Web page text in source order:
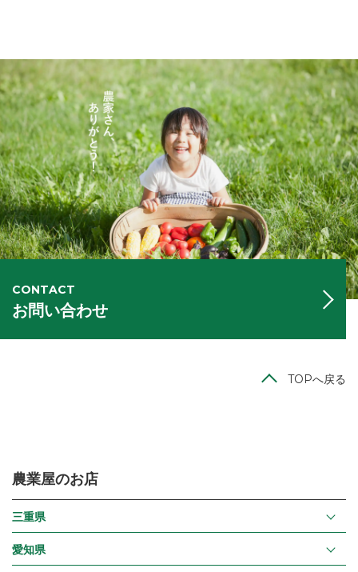
CONTACT
お問い合わせ
TOPへ戻る
農業屋のお店
三重県
愛知県